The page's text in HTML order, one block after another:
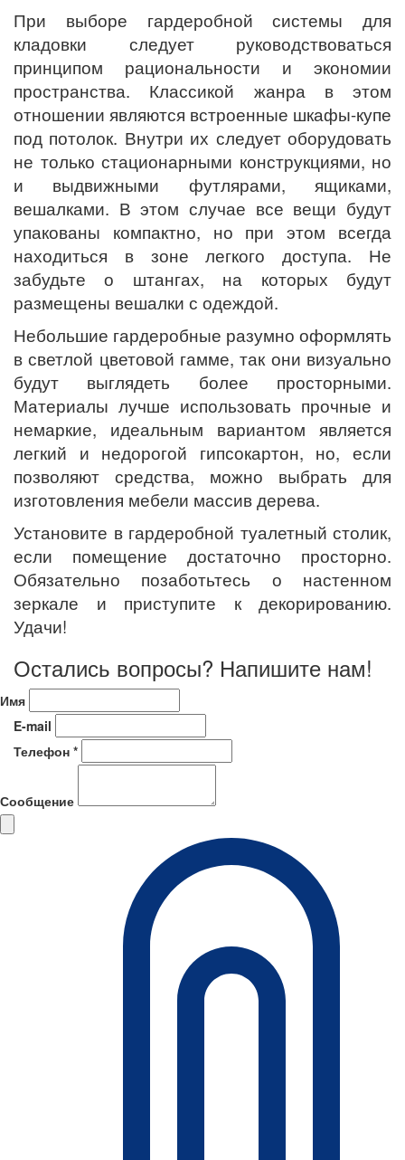
При выборе гардеробной системы для
кладовки следует руководствоваться
принципом рациональности и экономии
пространства. Классикой жанра в этом
отношении являются встроенные шкафы-купе
под потолок. Внутри их следует оборудовать
не только стационарными конструкциями, но
и выдвижными футлярами, ящиками,
вешалками. В этом случае все вещи будут
упакованы компактно, но при этом всегда
находиться в зоне легкого доступа. Не
забудьте о штангах, на которых будут
размещены вешалки с одеждой.
Небольшие гардеробные разумно оформлять
в светлой цветовой гамме, так они визуально
будут выглядеть более просторными.
Материалы лучше использовать прочные и
немаркие, идеальным вариантом является
легкий и недорогой гипсокартон, но, если
позволяют средства, можно выбрать для
изготовления мебели массив дерева.
Установите в гардеробной туалетный столик,
если помещение достаточно просторно.
Обязательно позаботьтесь о настенном
зеркале и приступите к декорированию.
Удачи!
Остались вопросы? Напишите нам!
Имя
E-mail
Телефон *
Сообщение